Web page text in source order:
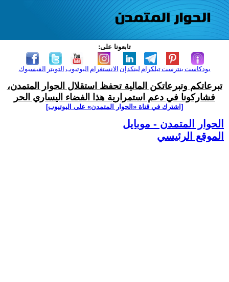
تابعونا على:
الفيسبوك التويتر اليوتيوب الانستغرام لينكدإن تيلكرامبنترست بودكاست
تبرعاتكم وتبرعاتكن المالية تحفظ استقلال الحوار المتمدن،
فشاركونا في دعم استمرارية هذا الفضاء اليساري الحر
[اشترك في قناة ‫«الحوار المتمدن» على اليوتيوب]
الحوار المتمدن - موبايل
الموقع الرئيسي